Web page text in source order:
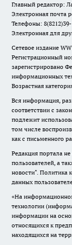
Главный редактор:
Электронная почта
Телефоны: 8(8212)39-
Электронная для
Сетевое издание
Регистрационный
зарегистрировано
информационных
Возрастная
Вся информация,
соответствии с
подлежит
том числе
как с письменного
Редакция портала
пользователей, а
новости". Политика
данных
«На
технологии
информации на
относящихся к
находящихся на